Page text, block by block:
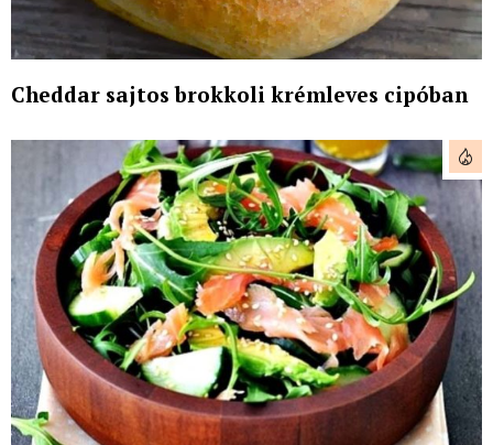
Cheddar sajtos brokkoli krémleves cipóban